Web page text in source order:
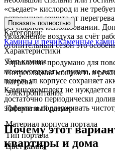
«съедает» кислород и не
встроенная защита от
регулярном использовании.
увлажнение воздуха за счёт
отопительный сезон это
Управление продумано для
можно отдавать с пульта, не
панель на корпусе сохраняет
Каминокомплект не
достаточно периодически
эффекта и поддерживать
Почему этот
квартиры и дома
Показать полностью
Категории:
Камины и печиКаменные
Характеристики
Тип камина
Потребляемая мощность в
нагрева"
Электропитание
Габаритный размер
Материал корпуса портала
Тип портала
Цвет камня